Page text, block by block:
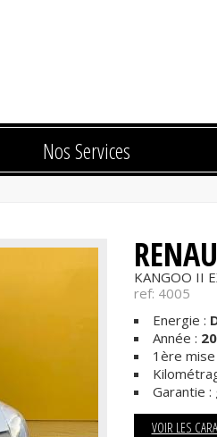
Nos Services
KANGOO II
ref: 4005
Energie :
Année :
1ère
Garantie :
VOIR LES